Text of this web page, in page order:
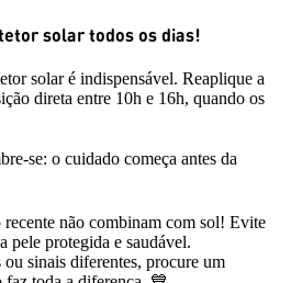
solar todos os dias!
solar é indispensável. Reaplique a
direta entre 10h e 16h, quando os
se: o cuidado começa antes da
não combinam com sol! Evite
pele protegida e saudável.
sinais diferentes, procure um